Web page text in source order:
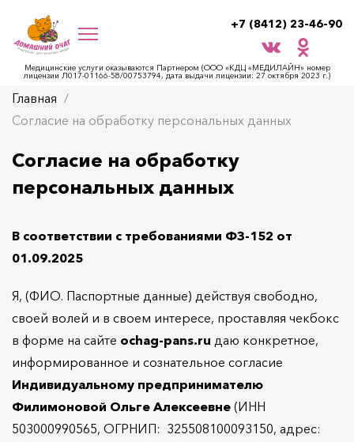
+7 (8412) 23-46-90
Медицинские услуги оказываются Партнером (ООО «КДЦ «МЕДИЛАЙН» номер
лицензии Л017-01166-58/00753794, дата выдачи лицензии: 27 октября 2023 г.)
Главная
Согласие на обработку персональных данных
Согласие на обработку
персональных данных
В соответствии с требованиями ФЗ-152 от
01.09.2025
Я, (ФИО. Паспортные данные) действуя свободно,
своей волей и в своем интересе, проставляя чекбокс
в форме на сайте ochag-pans.ru даю конкретное,
информированное и сознательное согласие
Индивидуальному предпринимателю
Филимоновой Ольге Алексеевне (ИНН
503000990565, ОГРНИП: 325508100093150, адрес: